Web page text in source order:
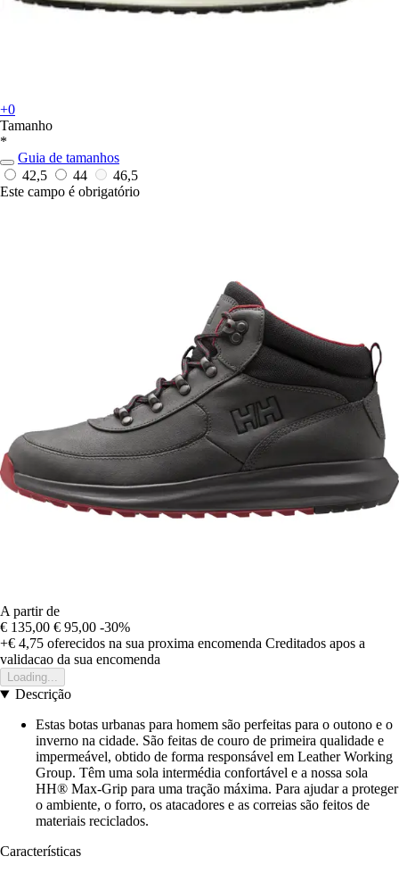
+0
Tamanho
*
Guia de tamanhos
42,5
44
46,5
Este campo é obrigatório
A partir de
€ 135,00 € 95,00 -30%
+€ 4,75 oferecidos na sua proxima encomenda Creditados apos a
validacao da sua encomenda
Loading...
Descrição
Estas botas urbanas para homem são perfeitas para o outono e o
inverno na cidade. São feitas de couro de primeira qualidade e
impermeável, obtido de forma responsável em Leather Working
Group. Têm uma sola intermédia confortável e a nossa sola
HH® Max-Grip para uma tração máxima. Para ajudar a proteger
o ambiente, o forro, os atacadores e as correias são feitos de
materiais reciclados.
Características